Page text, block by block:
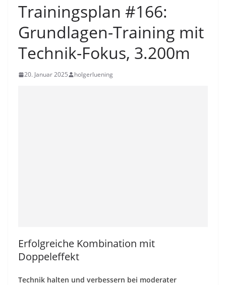
Trainingsplan #166:
Grundlagen-Training mit
Technik-Fokus, 3.200m
20. Januar 2025 holgerluening
Erfolgreiche Kombination mit
Doppeleffekt
Technik halten und verbessern bei moderater